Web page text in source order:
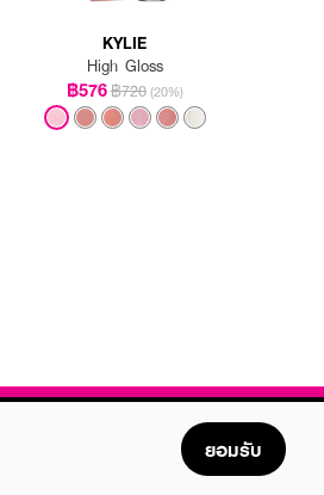
KYLIE
High Gloss
฿576฿720 (20%)
ยอมรับ